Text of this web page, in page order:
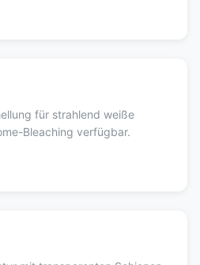
für strahlend weiße
Bleaching verfügbar.